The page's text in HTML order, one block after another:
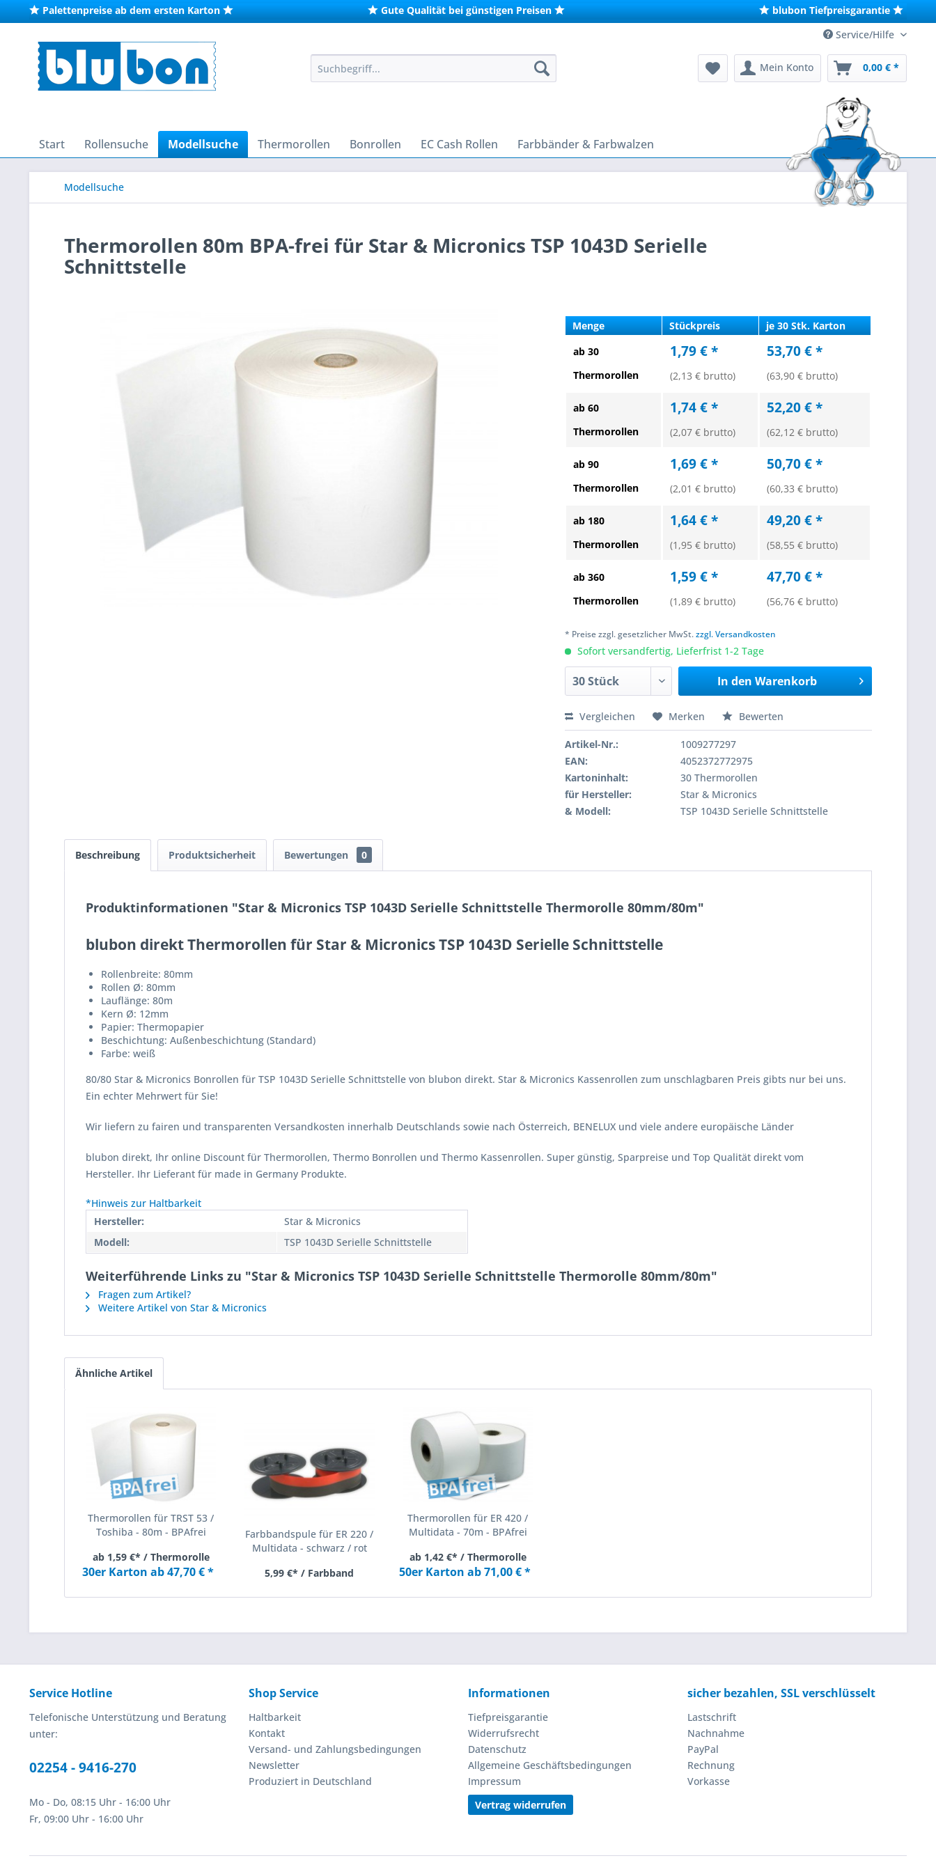
Palettenpreise ab dem ersten Karton Gute Qualität bei günstigen Preisen
blubon Tiefpreisgarantie
Service/Hilfe
Mein Konto 0,00 € *
Start Rollensuche Modellsuche Thermorollen Bonrollen EC Cash Rollen Farbbänder & Farbwalzen
Modellsuche
Thermorollen 80m BPA-frei für Star & Micronics TSP 1043D Serielle
Schnittstelle
Menge Stückpreis
je 30 Stk. Karton
ab 30
Thermorollen
1,79 € *
(2,13 € brutto)
53,70 € *
(63,90 € brutto)
ab 60
Thermorollen
1,74 € *
(2,07 € brutto)
52,20 € *
(62,12 € brutto)
ab 90
Thermorollen
1,69 € *
(2,01 € brutto)
50,70 € *
(60,33 € brutto)
ab 180
Thermorollen
1,64 € *
(1,95 € brutto)
49,20 € *
(58,55 € brutto)
ab 360
Thermorollen
1,59 € *
(1,89 € brutto)
47,70 € *
(56,76 € brutto)
* Preise zzgl. gesetzlicher MwSt.zzgl. Versandkosten
Sofort versandfertig, Lieferfrist 1-2 Tage
In den Warenkorb
Vergleichen Merken Bewerten
Artikel-Nr.:
1009277297
EAN:
4052372772975
Kartoninhalt:
30 Thermorollen
für Hersteller:
Star & Micronics
& Modell:
TSP 1043D Serielle Schnittstelle
Beschreibung Produktsicherheit Bewertungen 0
Produktinformationen "Star & Micronics TSP 1043D Serielle Schnittstelle Thermorolle 80mm/80m"
blubon direkt Thermorollen für Star & Micronics TSP 1043D Serielle Schnittstelle
Rollenbreite: 80mm
Rollen Ø: 80mm
Lauflänge: 80m
Kern Ø: 12mm
Papier: Thermopapier
Beschichtung: Außenbeschichtung (Standard)
Farbe: weiß
80/80 Star & Micronics Bonrollen für TSP 1043D Serielle Schnittstelle von blubon direkt. Star & Micronics Kassenrollen zum unschlagbaren Preis gibts nur bei uns.
Ein echter Mehrwert für Sie!
Wir liefern zu fairen und transparenten Versandkosten innerhalb Deutschlands sowie nach Österreich, BENELUX und viele andere europäische Länder
blubon direkt, Ihr online Discount für Thermorollen, Thermo Bonrollen und Thermo Kassenrollen. Super günstig, Sparpreise und Top Qualität direkt vom
Hersteller. Ihr Lieferant für made in Germany Produkte.
*Hinweis zur Haltbarkeit
Hersteller:
Star & Micronics
Modell:
TSP 1043D Serielle Schnittstelle
Weiterführende Links zu "Star & Micronics TSP 1043D Serielle Schnittstelle Thermorolle 80mm/80m"
Fragen zum Artikel?
Weitere Artikel von Star & Micronics
Ähnliche Artikel
Thermorollen für TRST 53 /
Toshiba - 80m - BPAfrei
ab 1,59 €* / Thermorolle
30er Karton ab 47,70 € *
Farbbandspule für ER 220 /
Multidata - schwarz / rot
5,99 €* / Farbband
Thermorollen für ER 420 /
Multidata - 70m - BPAfrei
ab 1,42 €* / Thermorolle
50er Karton ab 71,00 € *
Service Hotline
Telefonische Unterstützung und Beratung
unter:
02254 - 9416-270
Mo - Do, 08:15 Uhr - 16:00 Uhr
Fr, 09:00 Uhr - 16:00 Uhr
Shop Service
Haltbarkeit
Kontakt
Versand- und Zahlungsbedingungen
Newsletter
Produziert in Deutschland
Informationen
Tiefpreisgarantie
Widerrufsrecht
Datenschutz
Allgemeine Geschäftsbedingungen
Impressum
Vertrag widerrufen
sicher bezahlen, SSL verschlüsselt
Lastschrift
Nachnahme
PayPal
Rechnung
Vorkasse